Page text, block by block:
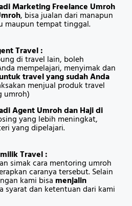
Marketing Freelance Umroh
, bisa jualan dari manapun
maupun tempat tinggal.
Travel :
di travel lain, boleh
mempelajari, menyimak dan
travel yang sudah Anda
menjual produk travel
umroh)
Agent Umroh dan Haji di
yang lebih meningkat,
yang dipelajari.
Travel :
simak cara mentoring umroh
caranya tersebut. Selain
kami bisa menjalin
syarat dan ketentuan dari kami